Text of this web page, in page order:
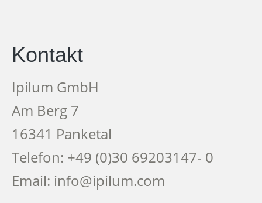
Kontakt
Ipilum GmbH
Am Berg 7
16341 Panketal
Telefon: +49 (0)30 69203147- 0
Email: info@ipilum.com